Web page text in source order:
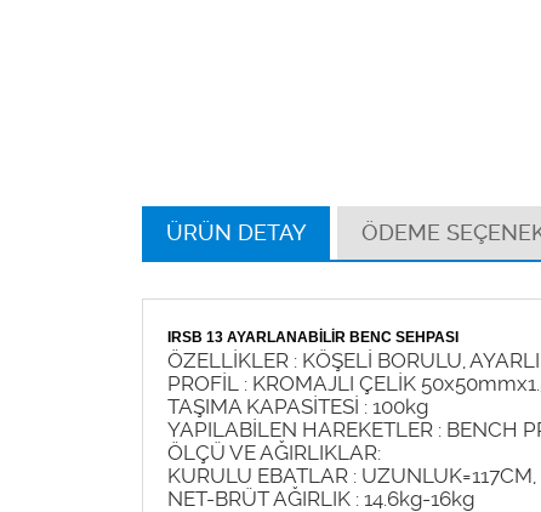
ÜRÜN DETAY ÖDEME
IRSB 13 AYARLANABİLİR BENC SEHPASI
ÖZELLİKLER : KÖŞELİ BORULU,
PROFİL : KROMAJLI ÇELİK
TAŞIMA KAPASİTESİ : 100kg
YAPILABİLEN HAREKETLER : BENCH
ÖLÇÜ VE AĞIRLIKLAR:
KURULU EBATLAR :
NET-BRÜT AĞIRLIK : 14.6kg-16kg